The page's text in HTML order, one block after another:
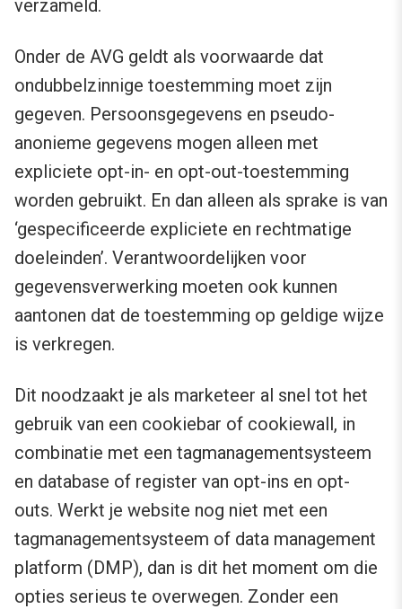
verzameld.
Onder de AVG geldt als voorwaarde dat
ondubbelzinnige toestemming moet zijn
gegeven. Persoonsgegevens en pseudo-
anonieme gegevens mogen alleen met
expliciete opt-in- en opt-out-toestemming
worden gebruikt. En dan alleen als sprake is van
‘gespecificeerde expliciete en rechtmatige
doeleinden’. Verantwoordelijken voor
gegevensverwerking moeten ook kunnen
aantonen dat de toestemming op geldige wijze
is verkregen.
Dit noodzaakt je als marketeer al snel tot het
gebruik van een cookiebar of cookiewall, in
combinatie met een tagmanagementsysteem
en database of register van opt-ins en opt-
outs. Werkt je website nog niet met een
tagmanagementsysteem of data management
platform (DMP), dan is dit het moment om die
opties serieus te overwegen. Zonder een